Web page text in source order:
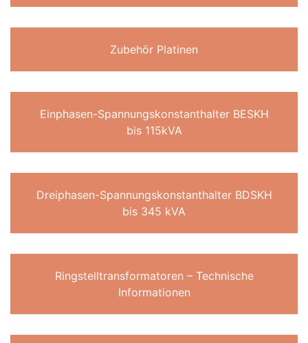
Zubehör Platinen
Einphasen-Spannungskonstanthalter BESKH
bis 115kVA
Dreiphasen-Spannungskonstanthalter BDSKH
bis 345 kVA
Ringstelltransformatoren – Technische
Informationen